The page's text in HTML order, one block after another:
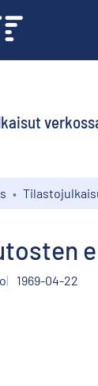
1969-04-22